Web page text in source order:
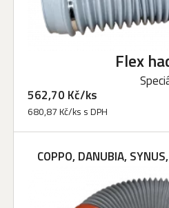
Flex
562,70 Kč/ks
680,87 Kč/ks s DPH
COPPO, DANUBIA,